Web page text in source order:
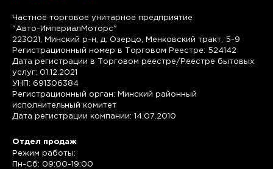
Частное торговое унитарное предприятие
"Авто-ИмпериалМоторс"
223021, Минский р-н, д. Озерцо, Менковский тракт, 5-9
Регистрационный номер в Торговом Реестре: 524142
Дата регистрации в Торговом реестре/Реестре бытовых
услуг: 01.12.2021
УНП: 691306384
Регистрационный орган: Минский районный
исполнительный комитет
Дата регистрации компании: 14.07.2010
Отдел продаж
Режим работы:
Пн-Сб: 09:00-19:00